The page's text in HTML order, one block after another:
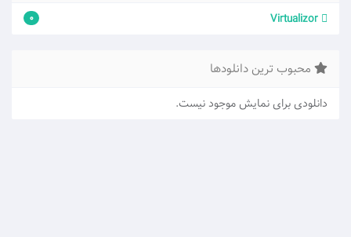
Virtualizor
0
محبوب ترین دانلودها
دانلودی برای نمایش موجود نیست.